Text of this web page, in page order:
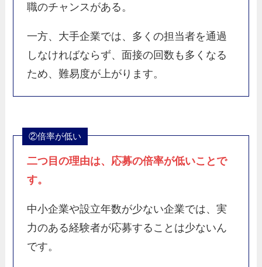
職のチャンスがある。
一方、大手企業では、多くの担当者を通過
しなければならず、面接の回数も多くなる
ため、難易度が上がります。
②倍率が低い
二つ目の理由は、 応募の倍率が低いことで
す。
中小企業や設立年数が少ない企業では、実
力のある経験者が応募することは少ないん
です。